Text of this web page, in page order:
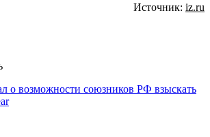
Источник: iz.ru
о возможности союзников РФ взыскать